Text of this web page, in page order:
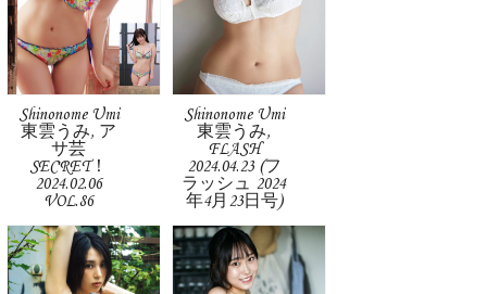
Shinonome Umi
東雲うみ, ア
サ芸
SECRET！
2024.02.06
VOL.86
Shinonome Umi
東雲うみ,
FLASH
2024.04.23 (フ
ラッシュ 2024
年4月23日号)